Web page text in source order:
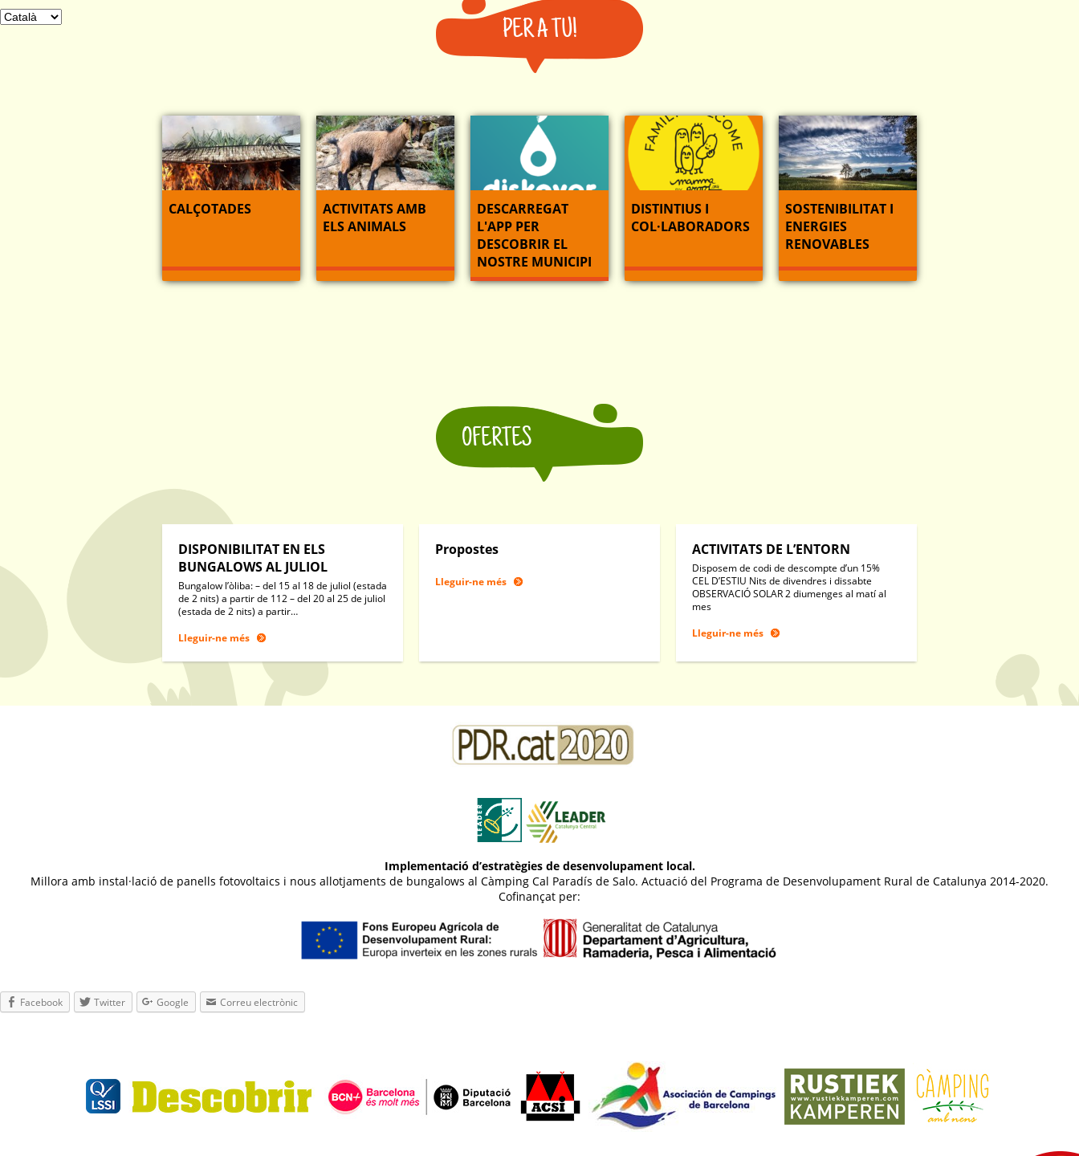
PER A TU!
CALÇOTADES
ACTIVITATS AMB
ELS ANIMALS
DESCARREGAT
L'APP PER
DESCOBRIR EL
NOSTRE MUNICIPI
DISTINTIUS I
COL·LABORADORS
SOSTENIBILITAT I
ENERGIES
RENOVABLES
OFERTES
DISPONIBILITAT EN ELS
BUNGALOWS AL JULIOL
Bungalow l’òliba: – del 15 al 18 de juliol (estada
de 2 nits) a partir de 112 – del 20 al 25 de juliol
(estada de 2 nits) a partir…
Lleguir-ne més
Propostes
Lleguir-ne més
ACTIVITATS DE L’ENTORN
Disposem de codi de descompte d’un 15%
CEL D’ESTIU Nits de divendres i dissabte
OBSERVACIÓ SOLAR 2 diumenges al matí al
mes
Lleguir-ne més
Implementació d’estratègies de desenvolupament local.
Millora amb instal·lació de panells fotovoltaics i nous allotjaments de bungalows al Càmping Cal Paradís de Salo. Actuació del Programa de Desenvolupament Rural de Catalunya 2014-2020.
Cofinançat per:
Facebook Twitter Google Correu electrònic